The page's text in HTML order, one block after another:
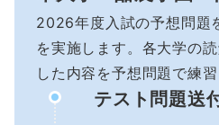
2026年度入試の予想問題
を実施します。各大学の
した内容を予想問題で練
テスト問題送